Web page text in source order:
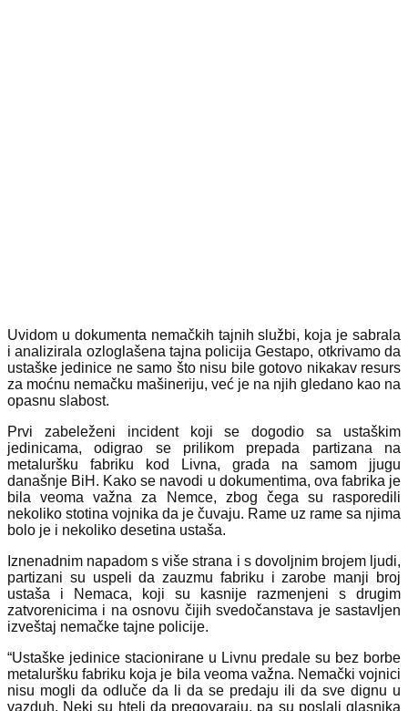
Uvidom u dokumenta nemačkih tajnih službi, koja je sabrala
i analizirala ozloglašena tajna policija Gestapo, otkrivamo da
ustaške jedinice ne samo što nisu bile gotovo nikakav resurs
za moćnu nemačku mašineriju, već je na njih gledano kao na
opasnu slabost.
Prvi zabeleženi incident koji se dogodio sa ustaškim
jedinicama, odigrao se prilikom prepada partizana na
metaluršku fabriku kod Livna, grada na samom jjugu
današnje BiH. Kako se navodi u dokumentima, ova fabrika je
bila veoma važna za Nemce, zbog čega su rasporedili
nekoliko stotina vojnika da je čuvaju. Rame uz rame sa njima
bolo je i nekoliko desetina ustaša.
Iznenadnim napadom s više strana i s dovoljnim brojem ljudi,
partizani su uspeli da zauzmu fabriku i zarobe manji broj
ustaša i Nemaca, koji su kasnije razmenjeni s drugim
zatvorenicima i na osnovu čijih svedočanstava je sastavljen
izveštaj nemačke tajne policije.
“Ustaške jedinice stacionirane u Livnu predale su bez borbe
metaluršku fabriku koja je bila veoma važna. Nemački vojnici
nisu mogli da odluče da li da se predaju ili da sve dignu u
vazduh. Neki su hteli da pregovaraju, pa su poslali glasnika